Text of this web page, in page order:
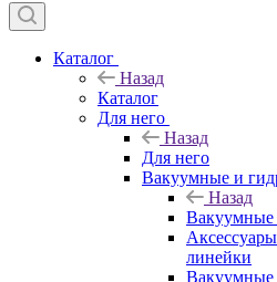
Каталог
Назад
Каталог
Для него
Назад
Для него
Вакуумные и
Назад
линейки